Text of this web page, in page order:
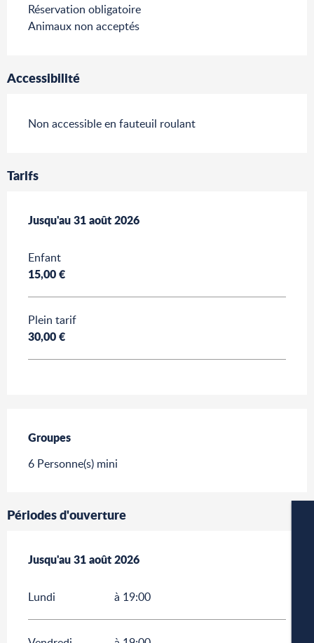
Réservation obligatoire
Animaux non acceptés
Accessibilité
Non accessible en fauteuil roulant
Tarifs
Du1 juillet 2026au31 août 2026
Jusqu'au31 août 2026
Enfant
15,00 €
Plein tarif
30,00 €
Groupes
Groupes
6 Personne(s) mini
Périodes d'ouverture
Du1 juillet 2026au31 août 2026
Jusqu'au31 août 2026
Lundi à 19:00